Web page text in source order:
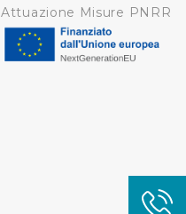
Attuazione Misure PNRR